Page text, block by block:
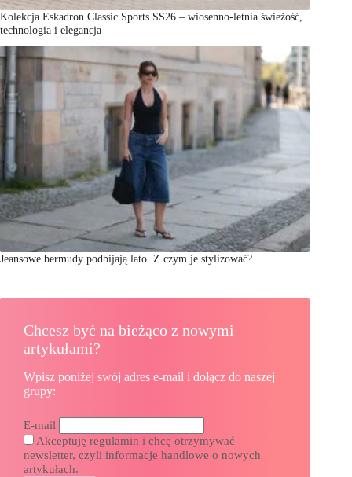
Kolekcja Eskadron Classic Sports SS26 – wiosenno-letnia świeżość,
technologia i elegancja
Jeansowe bermudy podbijają lato. Z czym je stylizować?
Chcesz być na bieżąco z nowymi
artykułami?
Wpisz poniżej swój adres e-mail i dołącz do naszej
grupy:
E-mail
Akceptuję regulamin i chcę otrzymywać
newsletter, czyli informacje handlowe o nowych
artykułach.